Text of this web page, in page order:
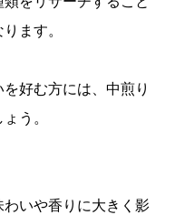
ます。
好む方には、中煎り
う。
いや香りに大きく影